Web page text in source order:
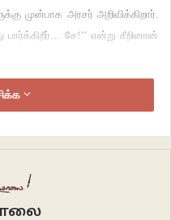
முன்பாக அரசர் அறிவிக்கிறார்.
பார்க்கிறீர்… சே!’’ என்று சீறினான்
என்று மெல்லிய குரலில்
அரண்மையிலேயே அதற்கான தகுதி